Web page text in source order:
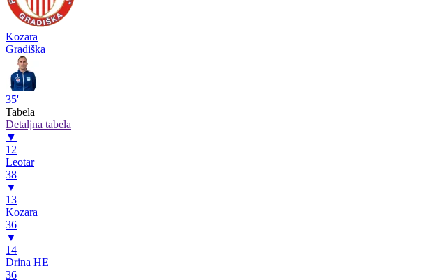
Kozara
Gradiška
35'
Tabela
Detaljna tabela
▼
12
Leotar
38
▼
13
Kozara
36
▼
14
Drina HE
36